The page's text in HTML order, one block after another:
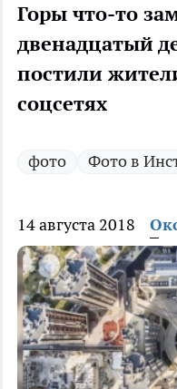
Горы что-то
двенадцатый
постили
соцсетях
фото Фото в
14 августа 2018